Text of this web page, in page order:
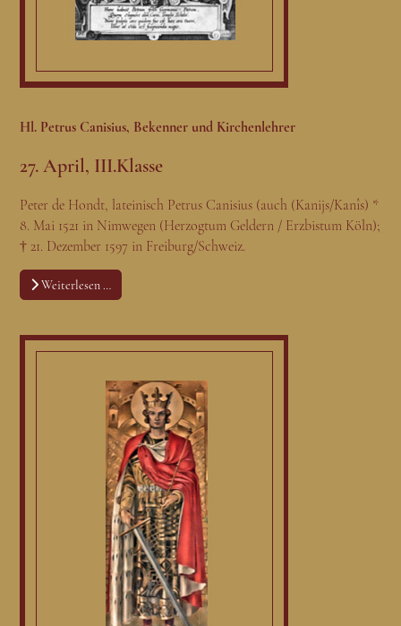
Hl. Petrus Canisius, Bekenner und Kirchenlehrer
27. April, III.Klasse
Peter de Hondt, lateinisch Petrus Canisius (auch (Kanijs/Kanîs) *
8. Mai 1521 in Nimwegen (Herzogtum Geldern / Erzbistum Köln);
† 21. Dezember 1597 in Freiburg/Schweiz.
Weiterlesen …